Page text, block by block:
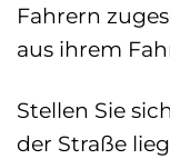
Fahrern
aus ihrem
Stellen Sie
der Straße